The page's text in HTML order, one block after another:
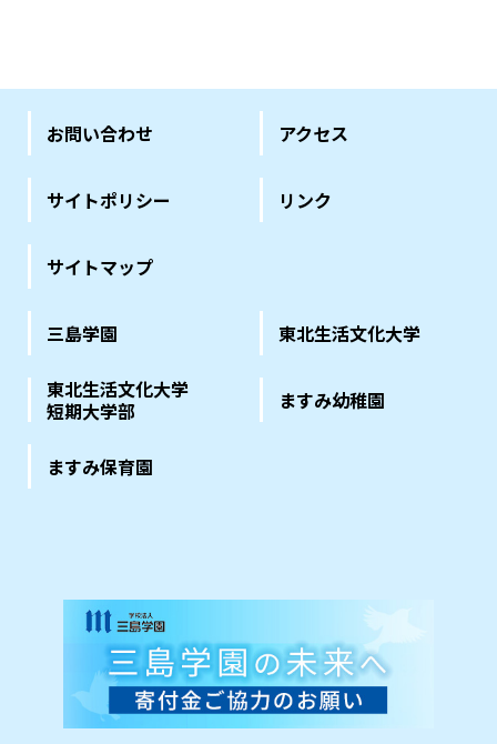
お問い合わせ アクセス
サイトポリシー リンク
サイトマップ
三島学園 東北生活文化大学
東北生活文化大学
短期大学部
ますみ幼稚園
ますみ保育園